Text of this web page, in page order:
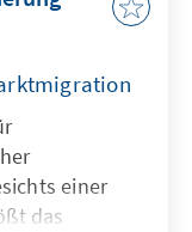
einer
das